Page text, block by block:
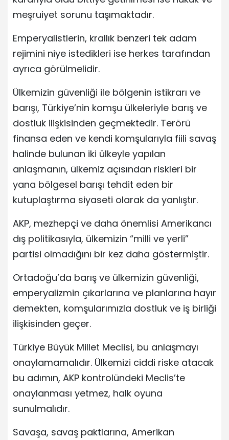
meşruiyet sorunu taşımaktadır.
Emperyalistlerin, krallık benzeri tek adam
rejimini niye istedikleri ise herkes tarafından
ayrıca görülmelidir.
Ülkemizin güvenliği ile bölgenin istikrarı ve
barışı, Türkiye’nin komşu ülkeleriyle barış ve
dostluk ilişkisinden geçmektedir. Terörü
finansa eden ve kendi komşularıyla fiili savaş
halinde bulunan iki ülkeyle yapılan
anlaşmanın, ülkemiz açısından riskleri bir
yana bölgesel barışı tehdit eden bir
kutuplaştırma siyaseti olarak da yanlıştır.
AKP, mezhepçi ve daha önemlisi Amerikancı
dış politikasıyla, ülkemizin “milli ve yerli”
partisi olmadığını bir kez daha göstermiştir.
Ortadoğu’da barış ve ülkemizin güvenliği,
emperyalizmin çıkarlarına ve planlarına hayır
demekten, komşularımızla dostluk ve iş birliği
ilişkisinden geçer.
Türkiye Büyük Millet Meclisi, bu anlaşmayı
onaylamamalıdır. Ülkemizi ciddi riske atacak
bu adımın, AKP kontrolündeki Meclis’te
onaylanması yetmez, halk oyuna
sunulmalıdır.
Savaşa, savaş paktlarına, Amerikan